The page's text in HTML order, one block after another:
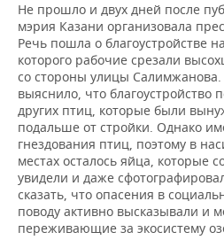
Не прошло и двух дней после
мэрия Казани организовала
Речь пошла о благоустройстве
которого рабочие срезали
со стороны улицы
выяснило, что благоустройство
других птиц, которые были
подальше от стройки. Однако
гнездования птиц, поэтому в
местах осталось яйца, которые
увидели и даже
сказать, что опасения в
поводу активно высказывали и
переживающие за экосистему